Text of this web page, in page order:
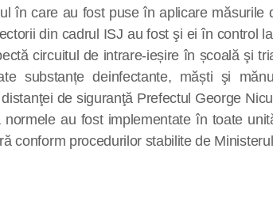
în care au fost puse în aplicare măsurile
din cadrul ISJ au fost şi ei în control
circuitul de intrare-ieșire în școalăşi
substanțe deinfectante, măști şi
distanţei de siguranţă Prefectul George
normele au fost implementate în toate
conform procedurilor stabilite de